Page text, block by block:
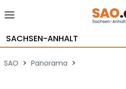
SACHSEN-ANHALT
SAO > Panorama >